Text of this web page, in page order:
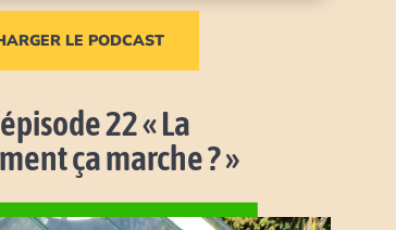
LE PODCAST
22 « La
ça marche ? »